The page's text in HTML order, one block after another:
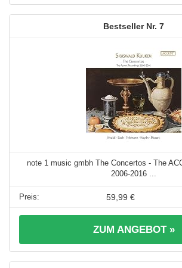
7
note 1 music gmbh The Concertos - The
2006-2016 ...
59,99 €
ZUM ANGEBOT »